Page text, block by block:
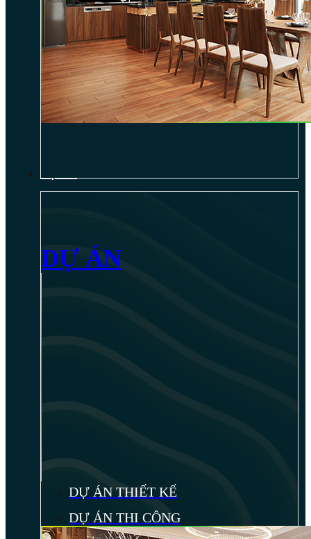
DỰ ÁN
DỰ ÁN THIẾT KẾ
DỰ ÁN THI CÔNG